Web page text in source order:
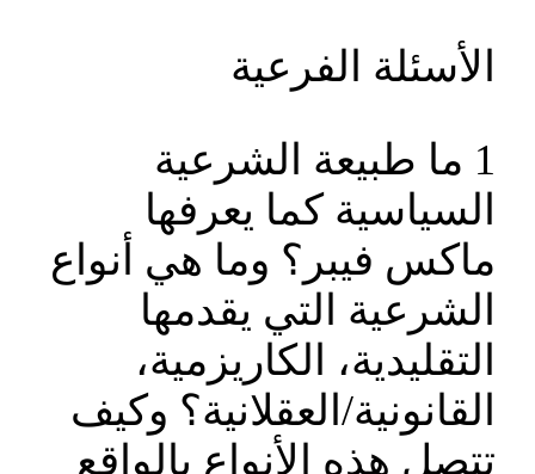
الأسئلة الفرعية
1 ما طبيعة الشرعية
السياسية كما يعرفها
ماكس فيبر؟ وما هي أنواع
الشرعية التي يقدمها
التقليدية، الكاريزمية،
القانونية/العقلانية؟ وكيف
تتصل هذه الأنواع بالواقع